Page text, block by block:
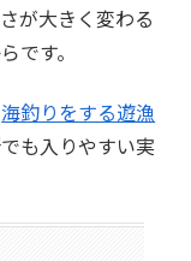
が大きく変わる
です。
海釣りをする遊漁
も入りやすい実